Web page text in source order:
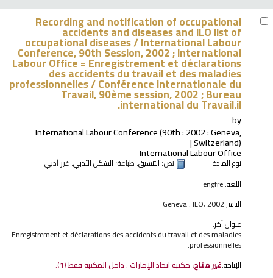
Recording and notification of occupational
accidents and diseases and ILO list of
occupational diseases /International Labour
Conference, 90th Session, 2002 ; International
Labour Office = Enregistrement et déclarations
des accidents du travail et des maladies
professionnelles / Conférence internationale du
Travail, 90ème session, 2002 ; Bureau
international du Travail.il.
by
International Labour Conference(90th : 2002 : Geneva,
Switzerland)
International Labour Office
نوع المادة : نص؛ التنسيق: طباعة؛ الشكل الأدبي: غير أدبي
اللغة:engfre
الناشر:Geneva : ILO, 2002
عنوان آخر:
Enregistrement et déclarations des accidents du travail et des maladies
professionnelles.
الإتاحة:غير متاح: مكتبة اتحاد الإمارات : داخل المكتبة فقط(1).